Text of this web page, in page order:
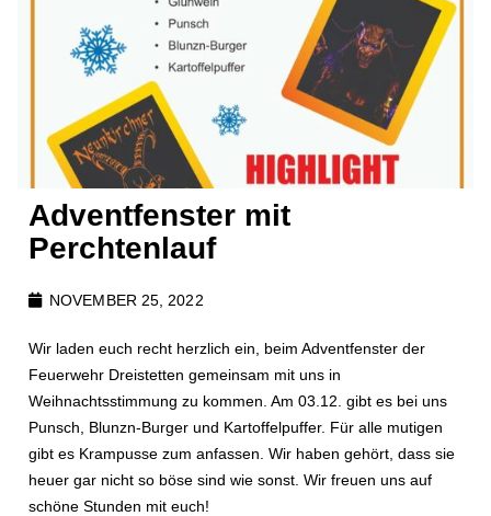
Adventfenster mit
Perchtenlauf
NOVEMBER 25, 2022
Wir laden euch recht herzlich ein, beim Adventfenster der
Feuerwehr Dreistetten gemeinsam mit uns in
Weihnachtsstimmung zu kommen. Am 03.12. gibt es bei uns
Punsch, Blunzn-Burger und Kartoffelpuffer. Für alle mutigen
gibt es Krampusse zum anfassen. Wir haben gehört, dass sie
heuer gar nicht so böse sind wie sonst. Wir freuen uns auf
schöne Stunden mit euch!